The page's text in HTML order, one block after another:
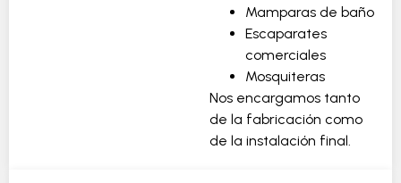
Mamparas de baño
Escaparates
comerciales
Mosquiteras
Nos encargamos tanto
de la fabricación como
de la instalación final.